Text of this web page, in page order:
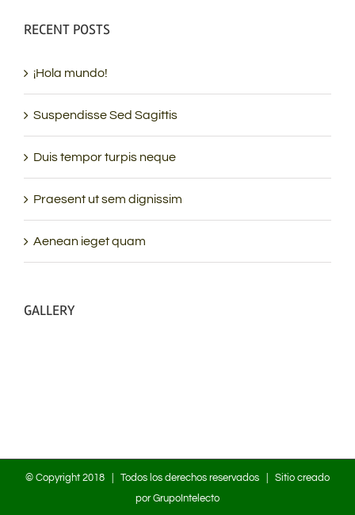
RECENT POSTS
¡Hola mundo!
Suspendisse Sed Sagittis
Duis tempor turpis neque
Praesent ut sem dignissim
Aenean ieget quam
GALLERY
© Copyright 2018 | Todos los derechos reservados | Sitio creado
porGrupoIntelecto